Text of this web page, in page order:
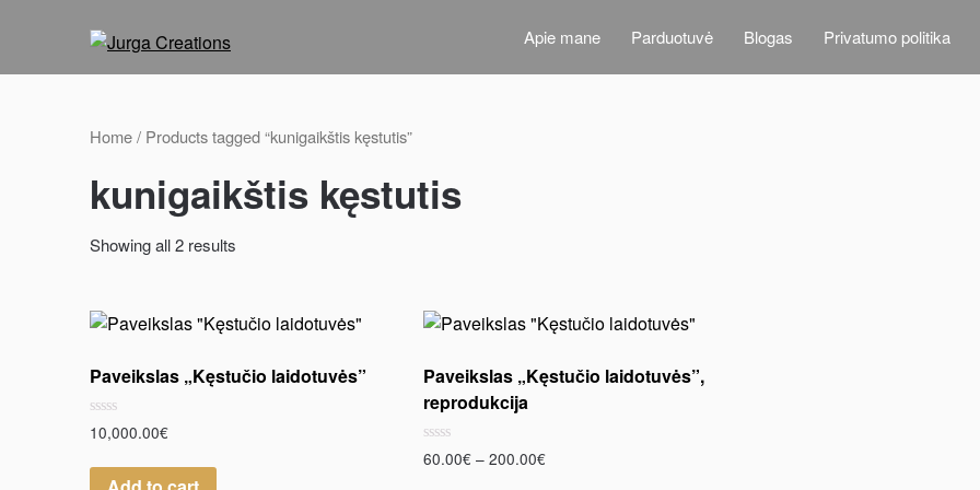
Apie mane Parduotuvė Blogas Privatumo politika
Home/ Products tagged “kunigaikštis kęstutis”
kunigaikštis kęstutis
Showing all 2 results
Paveikslas „Kęstučio laidotuvės”
Rated
0
of
10,000.00€
Paveikslas „Kęstučio laidotuvės”,
reprodukcija
Rated
0
60.00€ –200.00€